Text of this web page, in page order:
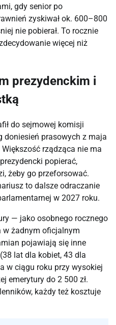
gdy senior po
zyskiwał ok. 600–800
nie pobierał. To rocznie
więcej niż
prezydenckim i
do sejmowej komisji
doniesień prasowych z maja
rządząca nie ma
popierać,
żeby go przeforsować.
to dalsze odraczanie
w 2027 roku.
— jako osobnego rocznego
w żadnym oficjalnym
pojawiają się inne
lat dla kobiet, 43 dla
w ciągu roku przy wysokiej
emerytury do 2 500 zł.
każdy też kosztuje